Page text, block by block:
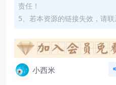
责任！
5、若本资源的链接失效，请联
小西米